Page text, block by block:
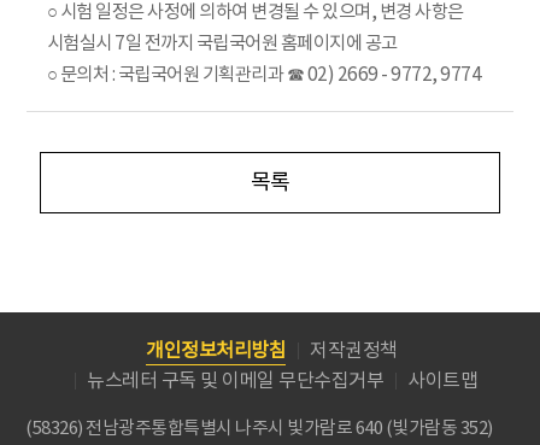
○ 시험 일정은 사정에 의하여 변경될 수 있으며, 변경 사항은
시험실시 7일 전까지 국립국어원 홈페이지에 공고
○ 문의처 : 국립국어원 기획관리과 ☎ 02) 2669 - 9772, 9774
목록
개인정보처리방침
저작권정책
뉴스레터 구독 및 이메일 무단수집거부
사이트맵
(58326) 전남광주통합특별시 나주시 빛가람로 640 (빛가람동 352)